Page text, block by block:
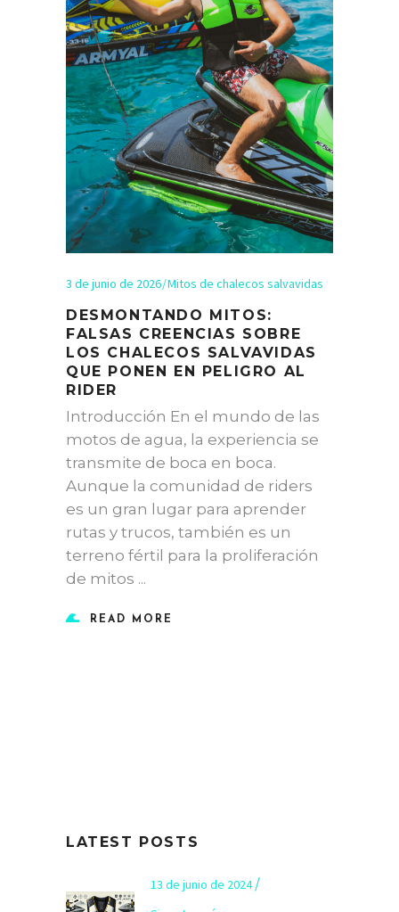
3 de junio de 2026 Mitos de chalecos salvavidas
DESMONTANDO MITOS:
FALSAS CREENCIAS SOBRE
LOS CHALECOS SALVAVIDAS
QUE PONEN EN PELIGRO AL
RIDER
Introducción En el mundo de las
motos de agua, la experiencia se
transmite de boca en boca.
Aunque la comunidad de riders
es un gran lugar para aprender
rutas y trucos, también es un
terreno fértil para la proliferación
de mitos
READ MORE
LATEST POSTS
13 de junio de 2024